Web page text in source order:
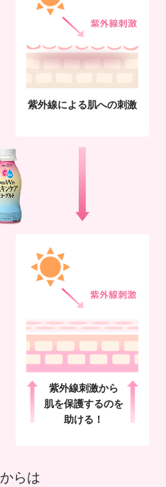
紫外線による肌への刺激
紫外線刺激から
肌を保護するのを
助ける！
らは